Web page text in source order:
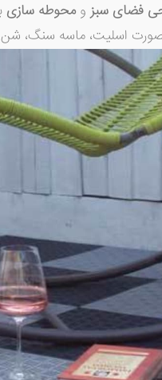
فضای سبز و محوطه سازی
اسلیت، ماسه سنگ، شن